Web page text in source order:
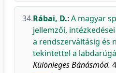
34.Rábai, D.: A magyar
jellemzői,
a rendszerváltásig és
tekintettel a
Különleges Bánásmód.